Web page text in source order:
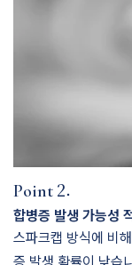
Point 2.
합병증 발생 가능성
스파크캡 방식에 비